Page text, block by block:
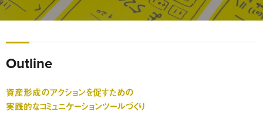
Outline
資産形成のアクションを促すための
実践的なコミュニケーションツールづくり